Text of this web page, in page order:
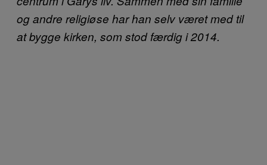
og andre religiøse har han selv været med til
at bygge kirken, som stod færdig i 2014.